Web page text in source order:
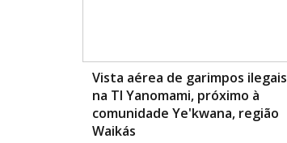
Vista aérea de garimpos ilegais
na TI Yanomami, próximo à
comunidade Ye'kwana, região
Waikás